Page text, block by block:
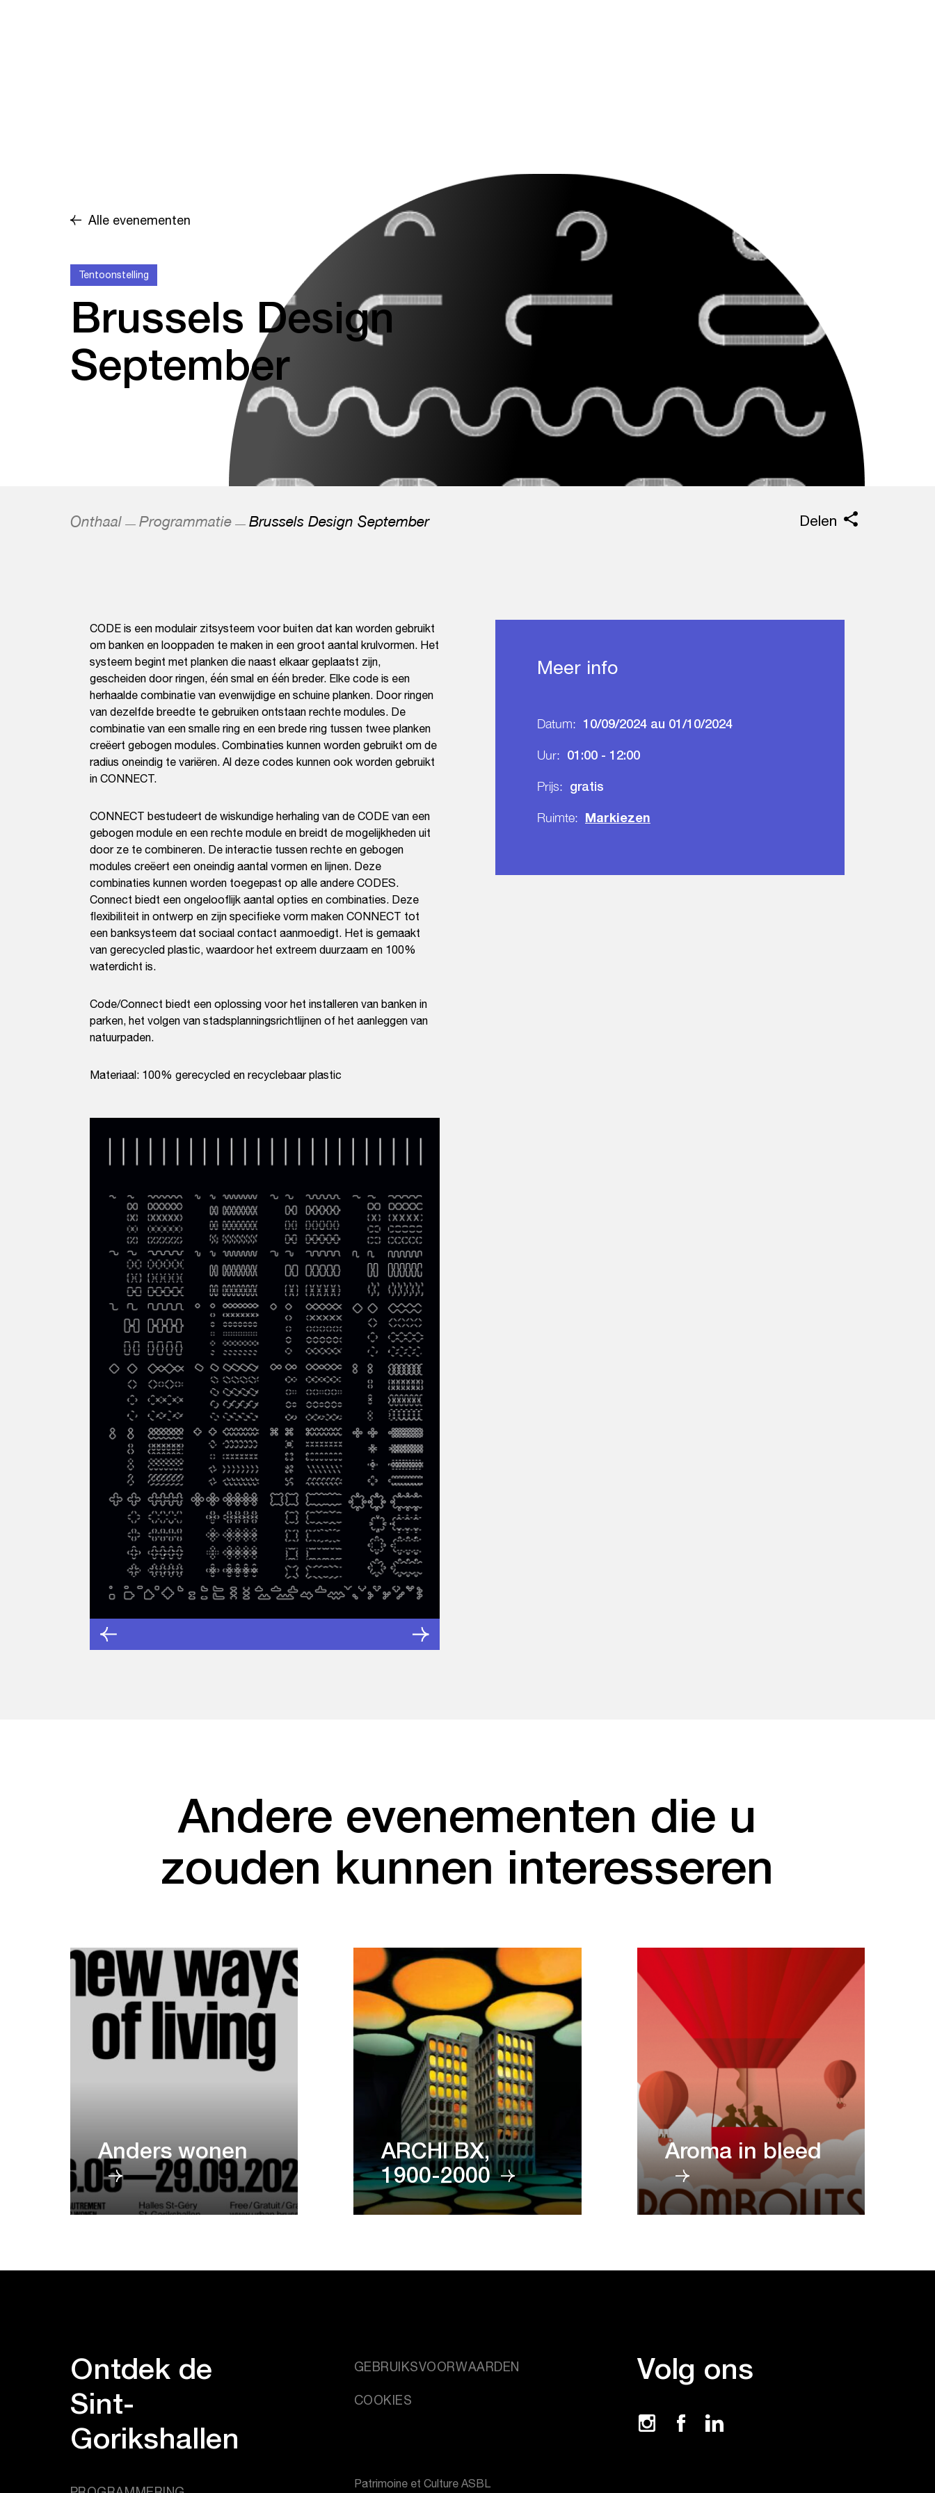
Alle evenementen
Tentoonstelling
Brussels Design
September
Onthaal Programmatie Brussels Design September Delen
CODE is een modulair zitsysteem voor buiten dat kan worden gebruikt
om banken en looppaden te maken in een groot aantal krulvormen. Het
systeem begint met planken die naast elkaar geplaatst zijn,
gescheiden door ringen, één smal en één breder. Elke code is een
herhaalde combinatie van evenwijdige en schuine planken. Door ringen
van dezelfde breedte te gebruiken ontstaan rechte modules. De
combinatie van een smalle ring en een brede ring tussen twee planken
creëert gebogen modules. Combinaties kunnen worden gebruikt om de
radius oneindig te variëren. Al deze codes kunnen ook worden gebruikt
in CONNECT.
CONNECT bestudeert de wiskundige herhaling van de CODE van een
gebogen module en een rechte module en breidt de mogelijkheden uit
door ze te combineren. De interactie tussen rechte en gebogen
modules creëert een oneindig aantal vormen en lijnen. Deze
combinaties kunnen worden toegepast op alle andere CODES.
Connect biedt een ongelooflijk aantal opties en combinaties. Deze
flexibiliteit in ontwerp en zijn specifieke vorm maken CONNECT tot
een banksysteem dat sociaal contact aanmoedigt. Het is gemaakt
van gerecycled plastic, waardoor het extreem duurzaam en 100%
waterdicht is.
Code/Connect biedt een oplossing voor het installeren van banken in
parken, het volgen van stadsplanningsrichtlijnen of het aanleggen van
natuurpaden.
Materiaal: 100% gerecycled en recyclebaar plastic
Meer info
Datum: 10/09/2024 au 01/10/2024
Uur: 01:00 - 12:00
Prijs: gratis
Ruimte: Markiezen
Andere evenementen die u
zouden kunnen interesseren
Anders wonen
ARCHI BX,
1900-2000
Aroma in bleed
Ontdek de
Sint-
Gorikshallen
GEBRUIKSVOORWAARDEN
COOKIES
Volg ons
Patrimoine et Culture ASBL